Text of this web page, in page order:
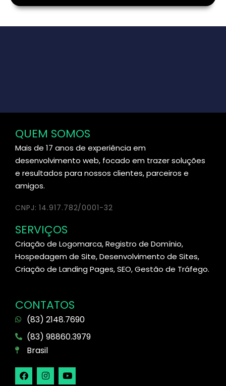
QUEM SOMOS
Mais de 17 anos de experiência em
desenvolvimento web, focado em trazer soluções
e resultados para nossos clientes, parceiros e
amigos.
CNPJ: 14.917.782/0001-32
SERVIÇOS
Criação de Logomarca, Registro de Domínio,
Hospedagem de Site, Desenvolvimento de Sites,
Criação de Landing Pages, SEO, Gestão de Tráfego.
CONTATOS
(83) 2148.7690
(83) 98860.3979
Brasil